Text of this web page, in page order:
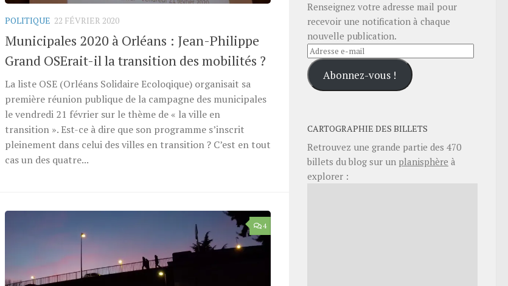
POLITIQUE 22 FÉVRIER 2020
Municipales 2020 à Orléans : Jean-Philippe
Grand OSErait-il la transition des mobilités ?
La liste OSE (Orléans Solidaire Ecoloqique) organisait sa
première réunion publique de la campagne des municipales
le vendredi 21 février sur le thème de « la ville en
transition ». Est-ce à dire que son programme s’inscrit
pleinement dans celui des villes en transition ? C’est en tout
cas un des quatre...
4
Renseignez votre adresse mail pour
recevoir une notification à chaque
nouvelle publication.
Adresse
e-
mailAbonnez-vous !
CARTOGRAPHIE DES BILLETS
Retrouvez une grande partie des 470
billets du blog sur un planisphère à
explorer :